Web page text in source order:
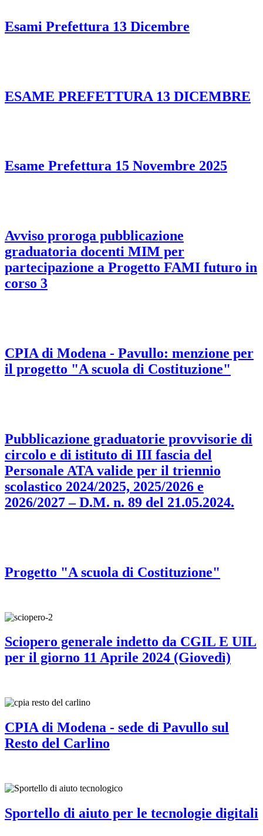
Esami Prefettura 13 Dicembre
ESAME PREFETTURA 13 DICEMBRE
Esame Prefettura 15 Novembre 2025
Avviso proroga pubblicazione
graduatoria docenti MIM per
partecipazione a Progetto FAMI futuro in
corso 3
CPIA di Modena - Pavullo: menzione per
il progetto "A scuola di Costituzione"
Pubblicazione graduatorie provvisorie di
circolo e di istituto di III fascia del
Personale ATA valide per il triennio
scolastico 2024/2025, 2025/2026 e
2026/2027 – D.M. n. 89 del 21.05.2024.
Progetto "A scuola di Costituzione"
Sciopero generale indetto da CGIL E UIL
per il giorno 11 Aprile 2024 (Giovedì)
CPIA di Modena - sede di Pavullo sul
Resto del Carlino
Sportello di aiuto per le tecnologie digitali